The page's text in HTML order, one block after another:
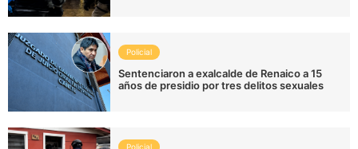
Policial
Sentenciaron a exalcalde de Renaico a 15
años de presidio por tres delitos sexuales
Policial